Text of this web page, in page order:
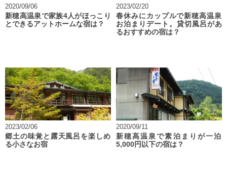
2020/09/06
新穂高温泉で家族4人がほっこり
とできるアットホームな宿は？
2023/02/20
春休みにカップルで新穂高温泉
お泊まりデート。貸切風呂があ
るおすすめの宿は？
2023/02/06
郷土の味覚と露天風呂を楽しめ
る小さなお宿
2020/09/11
新穂高温泉で素泊まりが一泊
5,000円以下の宿は？